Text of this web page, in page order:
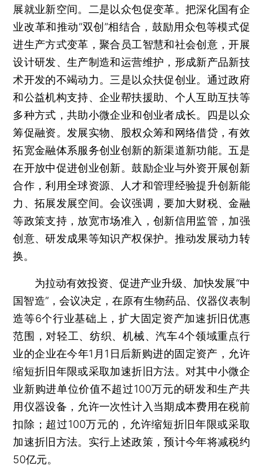
展就业新空间。二是以众包促变革。把深化国有企
业改革和推动“双创”相结合，鼓励用众包等模式促
进生产方式变革，聚合员工智慧和社会创意，开展
设计研发、生产制造和运营维护，形成新产品新技
术开发的不竭动力。三是以众扶促创业。通过政府
和公益机构支持、企业帮扶援助、个人互助互扶等
多种方式，共助小微企业和创业者成长。四是以众
筹促融资。发展实物、股权众筹和网络借贷，有效
拓宽金融体系服务创业创新的新渠道新功能。五是
在开放中促进创业创新。鼓励企业与外资开展创新
合作，利用全球资源、人才和管理经验提升创新能
力、拓展发展空间。会议强调，要加大财税、金融
等政策支持，放宽市场准入，创新信用监管，加强
创意、研发成果等知识产权保护。推动发展动力转
换。
为拉动有效投资、促进产业升级、加快发展“中
国智造”，会议决定，在原有生物药品、仪器仪表制
造等6个行业基础上，扩大固定资产加速折旧优惠
范围，对轻工、纺织、机械、汽车4个领域重点行
业的企业在今年1月1日后新购进的固定资产，允许
缩短折旧年限或采取加速折旧方法。对其中小微企
业新购进单位价值不超过100万元的研发和生产共
用仪器设备，允许一次性计入当期成本费用在税前
扣除；超过100万元的，允许缩短折旧年限或采取
加速折旧方法。实行上述政策，预计今年将减税约
50亿元。